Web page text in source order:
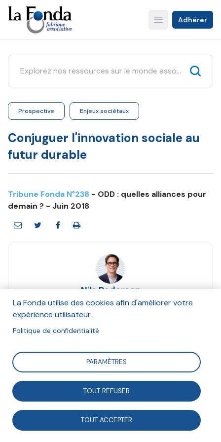
Aller
au
contenu
principal
Open main menu
Adhérer
Prospective Enjeux sociétaux
Conjuguer l'innovation sociale au
futur durable
Tribune Fonda N°238 - ODD : quelles alliances pour
demain ? - Juin 2018
Nils Pedersen
Juin 2018
Éditorial de la Tribune Fonda n°238 « ODD : quelles
alliances pour demain ? »
La Fonda utilise des cookies afin d'améliorer votre
expérience utilisateur.
Politique de confidentialité
PARAMÈTRES
TOUT REFUSER
TOUT ACCEPTER